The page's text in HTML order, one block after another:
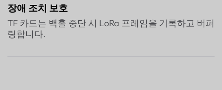
장애 조치 보호
TF 카드는 백홀 중단 시 LoRa 프레임을 기록하고 버퍼
링합니다.